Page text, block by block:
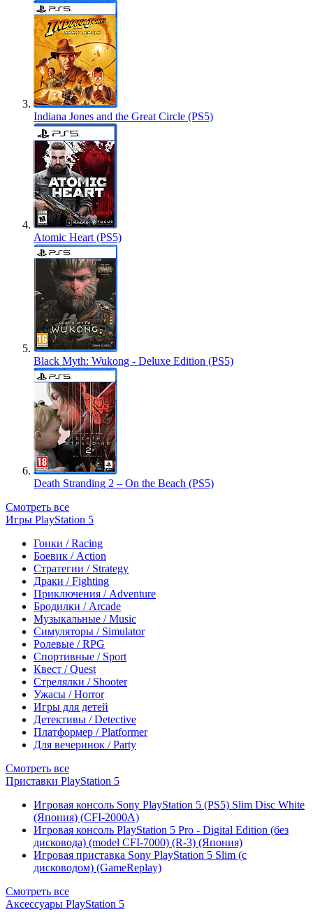
Indiana Jones and the Great Circle (PS5)
Atomic Heart (PS5)
Black Myth: Wukong - Deluxe Edition (PS5)
Death Stranding 2 – On the Beach (PS5)
Смотреть все
Игры PlayStation 5
Гонки / Racing
Боевик / Action
Стратегии / Strategy
Драки / Fighting
Приключения / Adventure
Бродилки / Arcade
Музыкальные / Music
Симуляторы / Simulator
Ролевые / RPG
Спортивные / Sport
Квест / Quest
Стрелялки / Shooter
Ужасы / Horror
Игры для детей
Детективы / Detective
Платформер / Platformer
Для вечеринок / Party
Смотреть все
Приставки PlayStation 5
Игровая консоль Sony PlayStation 5 (PS5) Slim Disc White
(Япония) (CFI-2000A)
Игровая консоль PlayStation 5 Pro - Digital Edition (без
дисковода) (model CFI-7000) (R-3) (Япония)
Игровая приставка Sony PlayStation 5 Slim (с
дисководом) (GameReplay)
Смотреть все
Аксессуары PlayStation 5